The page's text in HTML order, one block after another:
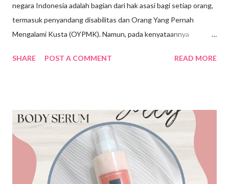
negara Indonesia adalah bagian dari hak asasi bagi setiap orang,
termasuk penyandang disabilitas dan Orang Yang Pernah
Mengalami Kusta (OYPMK). Namun, pada kenyataannya
yang setara dalam mengakses pekerjaan. Permasalahannya
penyandang disabilitas dengan masyarakat non disabilitas untuk
mendapatkan pekerjaan. Padahal berbicara mengenai
aksesibilitas dan kesetaraan peluang bagi penyandang
disabilitas dan OYPMK untuk mendapatkan pekerjaan sudah di
atur di dalam UU No. 8 Thaun 2016 yang menyebutkan bahwa
SHARE POST A COMMENT READ MORE